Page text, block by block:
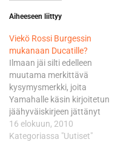
Aiheeseen liittyy
Viekö Rossi Burgessin
mukanaan Ducatille?
Ilmaan jäi silti edelleen
muutama merkittävä
kysymysmerkki, joita
Yamahalle käsin kirjoitetun
jäähyväiskirjeen jättänyt
Rossi ei pystynyt itse
valaisemaan.
16 elokuun, 2010
Kategoriassa "Uutiset"